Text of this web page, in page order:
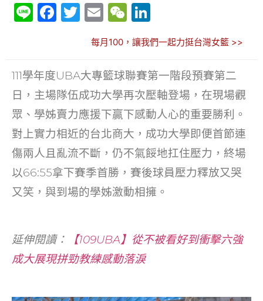
Li F
e
b
o
o
k
T
itt
er
E
ai
l
W
C
h
at
k
e
dI
n
每月100，讓我們一起力挺台灣女籃 >>
111學年度UBA大專籃球聯賽第一階段預賽第二
日，主場隊伍成功大學再次壓軸登場，在現場觀
眾、學姊賣力應援下贏下感動人心的重要勝利。
對上實力相近的台北商大，成功大學即便首節連
傷兩人且亂流不斷，仍不氣餒地扛住壓力，終場
以66:55拿下賽季首勝，賽後球員壓力釋放又哭
又笑，與到場的學姊激動相擁。
延伸閱讀：
【109UBA】從不被看好到衝擊六強
成大展現拼勁教練感動落淚